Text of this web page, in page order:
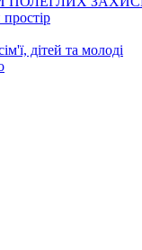
дітей та молоді